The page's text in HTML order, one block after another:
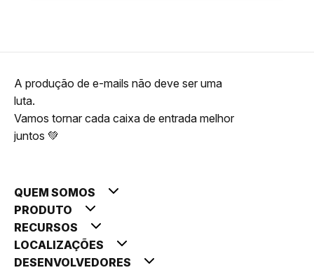
A produção de e-mails não deve ser uma
luta.
Vamos tornar cada caixa de entrada melhor
juntos 💚
QUEM SOMOS
PRODUTO
RECURSOS
LOCALIZAÇÕES
DESENVOLVEDORES